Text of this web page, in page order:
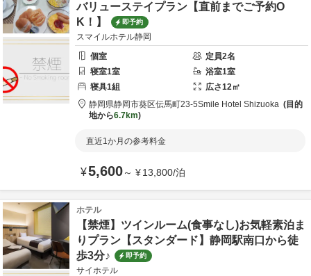
バリューステイプラン【直前までご予約O
K！】
即予約
スマイルホテル静岡
個室
定員2名
寝室1室 浴室1室
寝具1組 広さ12㎡
静岡県静岡市葵区伝馬町23-5Smile Hotel Shizuoka
目的
地から6.7km
直近1か月の参考料金
¥5,600～ ¥13,800/泊
ホテル
【禁煙】ツインルーム(食事なし)お気軽素泊ま
りプラン【スタンダード】静岡駅南口から徒
歩3分♪
即予約
サイホテル